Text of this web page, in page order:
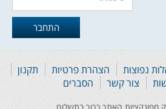
נפוצות הצהרת פרטיות
תקנון
צור קשר הסברים